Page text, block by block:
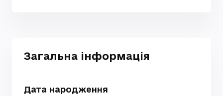
Загальна інформація
Дата народження